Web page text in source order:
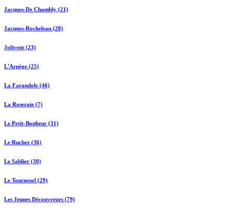
Jacques-De Chambly (21)
Jacques-Rocheleau (20)
Jolivent (23)
L'Arpège (25)
La Farandole (46)
La Roseraie (7)
Le Petit-Bonheur (31)
Le Rucher (36)
Le Sablier (30)
Le Tournesol (29)
Les Jeunes Découvreurs (79)